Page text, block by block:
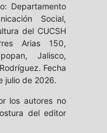
Departamento
Social,
del CUCSH
Arias 150,
Jalisco,
Fecha
julio de 2026.
los autores no
del editor